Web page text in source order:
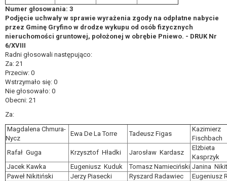
Numer głosowania: 3
Podjęcie uchwały w sprawie wyrażenia zgody na odpłatne nabycie
przez Gminę Gryfino w drodze wykupu od osób fizycznych
nieruchomości gruntowej, położonej w obrębie Pniewo. - DRUK Nr
6/XVIII
Radni głosowali następująco:
Za: 21
Przeciw: 0
Wstrzymało się: 0
Nie głosowało: 0
Obecni: 21
Za:
Magdalena Chmura-
Nycz
Ewa De La Torre Tadeusz Figas
Kazimierz
Fischbach
Rafał Guga
Krzysztof Hładki Jarosław Kardasz
Elżbieta
Kasprzyk
Jacek Kawka
Eugeniusz Kuduk Tomasz Namieciński Janina
Paweł Nikitiński
Jerzy Piasecki Ryszard Radawiec
Eugeniusz